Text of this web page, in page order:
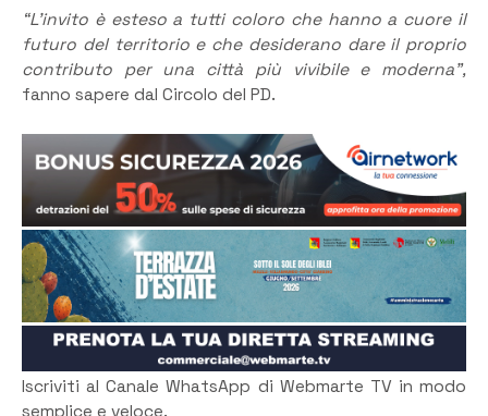
​“L’invito è esteso a tutti coloro che hanno a cuore il
futuro del territorio e che desiderano dare il proprio
contributo per una città più vivibile e moderna”,
fanno sapere dal Circolo del PD.
Iscriviti al Canale WhatsApp di Webmarte TV in modo